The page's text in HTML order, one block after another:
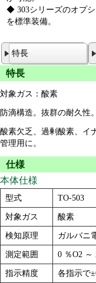
◆ 303シリーズのオプシ
を標準装備。
特長
特長
対象ガス：酸素
防滴構造。抜群の耐久性
酸素欠乏、過剰酸素、イ
管理用に。
仕様
本体仕様
型式 TO-503
対象ガス 酸素
検知原理 ガルバニ
測定範囲 0 ％O2 ～
指示精度 各指示で